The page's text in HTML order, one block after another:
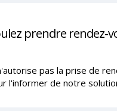
prendre rendez-
pas la prise de
l'informer de notre